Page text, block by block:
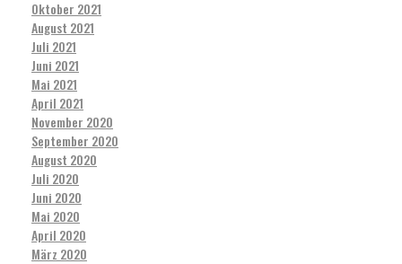
Oktober 2021
August 2021
Juli 2021
Juni 2021
Mai 2021
April 2021
November 2020
September 2020
August 2020
Juli 2020
Juni 2020
Mai 2020
April 2020
März 2020